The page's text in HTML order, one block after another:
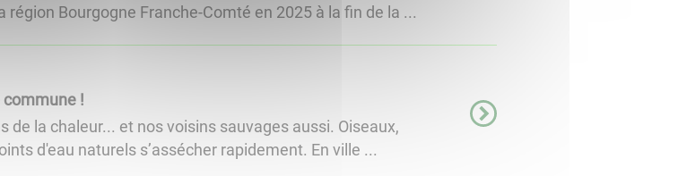
Bourgogne Franche-Comté en 2025 à la fin de la ...
!
de la chaleur... et nos voisins sauvages aussi. Oiseaux,
d'eau naturels s’assécher rapidement. En ville ...